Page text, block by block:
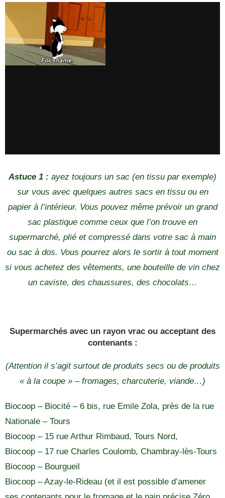
Astuce 1 : ayez toujours un sac (en tissu par exemple)
sur vous avec quelques autres sacs en tissu ou en
papier à l’intérieur. Vous pouvez même prévoir un grand
sac plastique comme ceux que l’on trouve en
supermarché, plié et compressé dans votre sac à main
ou sac à dos. Vous pourrez alors le sortir à tout moment
si vous achetez des vêtements, une bouteille de vin chez
un caviste, des chaussures, des chocolats…
Supermarchés avec un rayon vrac ou acceptant des
contenants :
(Attention il s’agit surtout de produits secs ou de produits
« à la coupe » – fromages, charcuterie, viande…)
Biocoop – Biocité – 6 bis, rue Emile Zola, près de la rue
Nationale – Tours
Biocoop – 15 rue Arthur Rimbaud, Tours Nord,
Biocoop – 17 rue Charles Coulomb, Chambray-lès-Tours
Biocoop – Bourgueil
Biocoop – Azay-le-Rideau (et il est possible d’amener